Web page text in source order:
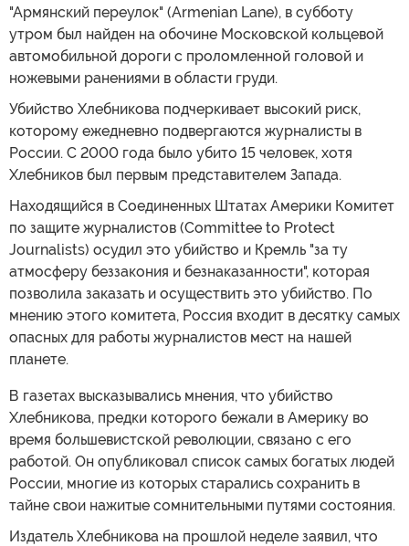
"Армянский переулок" (Armenian Lane), в субботу
утром был найден на обочине Московской кольцевой
автомобильной дороги с проломленной головой и
ножевыми ранениями в области груди.
Убийство Хлебникова подчеркивает высокий риск,
которому ежедневно подвергаются журналисты в
России. С 2000 года было убито 15 человек, хотя
Хлебников был первым представителем Запада.
Находящийся в Соединенных Штатах Америки Комитет
по защите журналистов (Committee to Protect
Journalists) осудил это убийство и Кремль "за ту
атмосферу беззакония и безнаказанности", которая
позволила заказать и осуществить это убийство. По
мнению этого комитета, Россия входит в десятку самых
опасных для работы журналистов мест на нашей
планете.
В газетах высказывались мнения, что убийство
Хлебникова, предки которого бежали в Америку во
время большевистской революции, связано с его
работой. Он опубликовал список самых богатых людей
России, многие из которых старались сохранить в
тайне свои нажитые сомнительными путями состояния.
Издатель Хлебникова на прошлой неделе заявил, что